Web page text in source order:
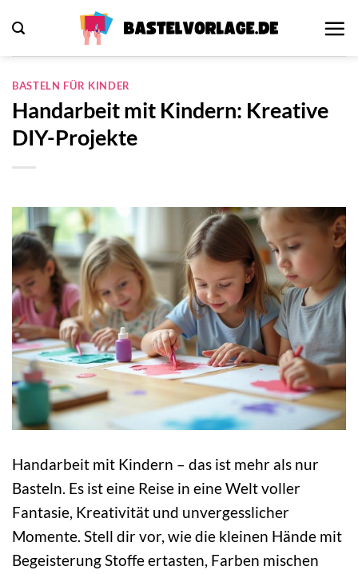
Inhalt
springen
BASTELN FÜR KINDER
Handarbeit mit Kindern: Kreative
DIY-Projekte
Handarbeit mit Kindern – das ist mehr als nur
Basteln. Es ist eine Reise in eine Welt voller
Fantasie, Kreativität und unvergesslicher
Momente. Stell dir vor, wie die kleinen Hände mit
Begeisterung Stoffe ertasten, Farben mischen